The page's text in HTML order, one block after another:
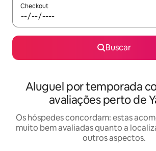
Checkout
Buscar
Aluguel por temporada
avaliações perto de
Os hóspedes concordam: estas
muito bem avaliadas quanto a
outros aspectos.